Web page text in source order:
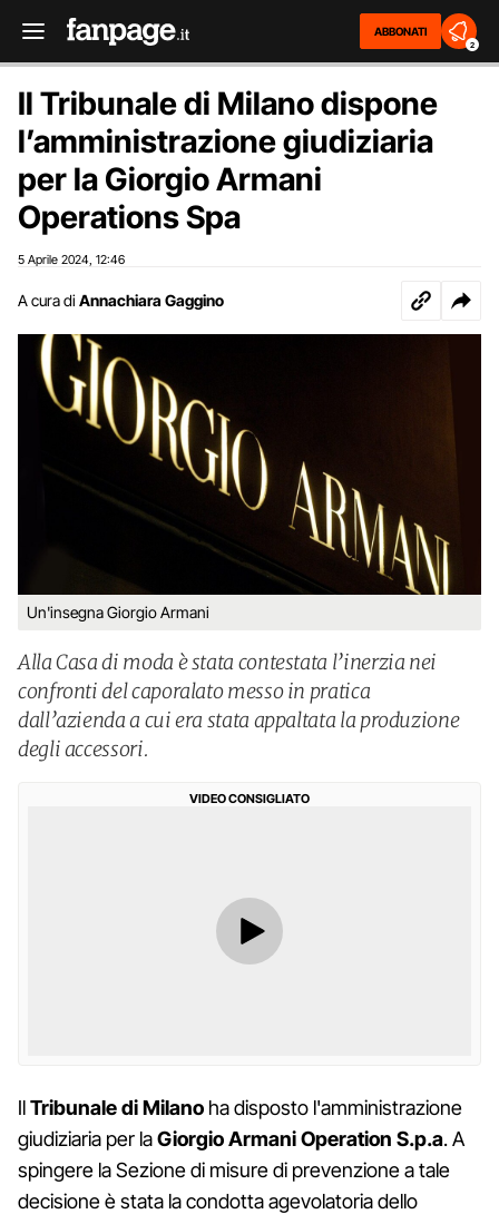
ABBONATI
2
Il Tribunale di Milano dispone
l’amministrazione giudiziaria
per la Giorgio Armani
Operations Spa
5 Aprile 2024 12:46
A cura di Annachiara Gaggino
Un'insegna Giorgio Armani
Alla Casa di moda è stata contestata l’inerzia nei
confronti del caporalato messo in pratica
dall’azienda a cui era stata appaltata la produzione
degli accessori.
VIDEO CONSIGLIATO
IlTribunalediMilano ha disposto l'amministrazione
giudiziaria per laGiorgioArmani Operation S.p.a. A
spingere la Sezione di misure di prevenzione a tale
decisione è stata la condotta agevolatoria dello